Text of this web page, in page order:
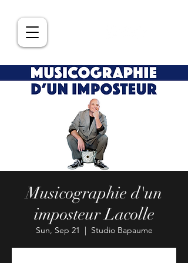
Musicographie d'un
imposteur Lacolle
Sun, Sep 21
  |
Studio Bapaume